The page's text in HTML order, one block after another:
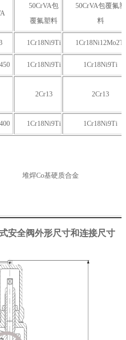
50CrVA包
覆氟塑料
50CrVA包覆氟塑
料
1Cr18Ni9Ti 1Cr18Ni12Mo2Ti
1Cr18Ni9Ti 1Cr18Ni9Ti
2Cr13 2Cr13
1Cr18Ni9Ti 1Cr18Ni9Ti
堆焊Co基硬质合金
安全阀外形尺寸和连接尺寸